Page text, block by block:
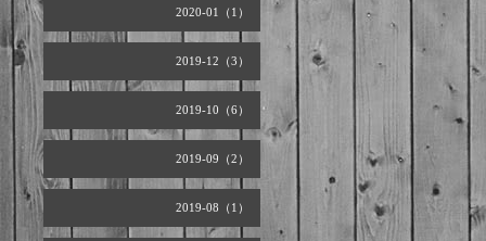
2020-01（1）
2019-12（3）
2019-10（6）
2019-09（2）
2019-08（1）